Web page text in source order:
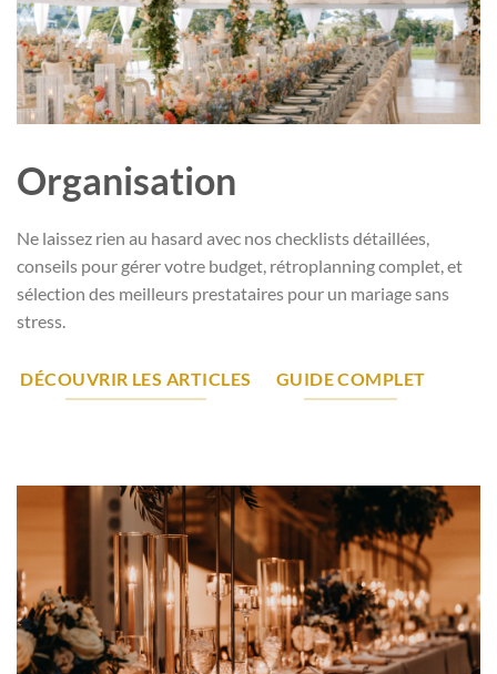
Organisation
Ne laissez rien au hasard avec nos checklists détaillées,
conseils pour gérer votre budget, rétroplanning complet, et
sélection des meilleurs prestataires pour un mariage sans
stress.
DÉCOUVRIR LES ARTICLES GUIDE COMPLET